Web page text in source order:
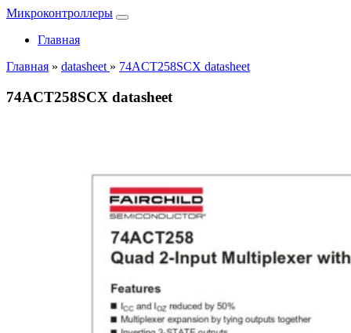
Микроконтроллеры
Главная
Главная » datasheet » 74ACT258SCX datasheet
74ACT258SCX datasheet